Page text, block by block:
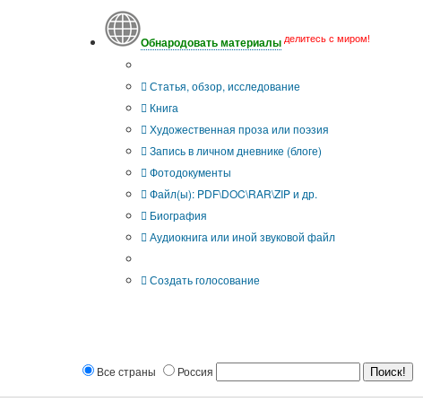
Обнародовать материалы делитесь с миром!
Статья, обзор, исследование
Книга
Художественная проза или поэзия
Запись в личном дневнике (блоге)
Фотодокументы
Файл(ы): PDF\DOC\RAR\ZIP и др.
Биография
Аудиокнига или иной звуковой файл
Создать голосование
Все страны Россия